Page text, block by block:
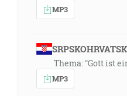
MP3
Thema: "Gott ist
MP3